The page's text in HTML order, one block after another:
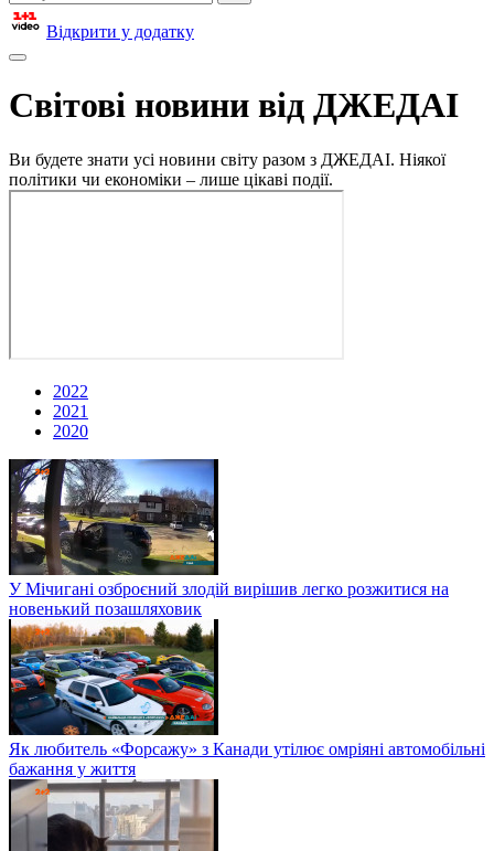
Відкрити у додатку
Світові новини від ДЖЕДАІ
Ви будете знати усі новини світу разом з ДЖЕДАІ. Ніякої
політики чи економіки – лише цікаві події.
2022
2021
2020
У Мічигані озброєний злодій вирішив легко розжитися на
новенький позашляховик
Як любитель «Форсажу» з Канади утілює омріяні автомобільні
бажання у життя